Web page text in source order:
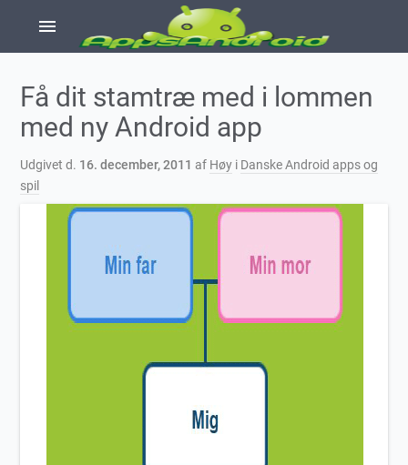
menu
Få dit stamtræ med i lommen
med ny Android app
Udgivet d. 16. december, 2011 af Høy i Danske Android apps og
spil